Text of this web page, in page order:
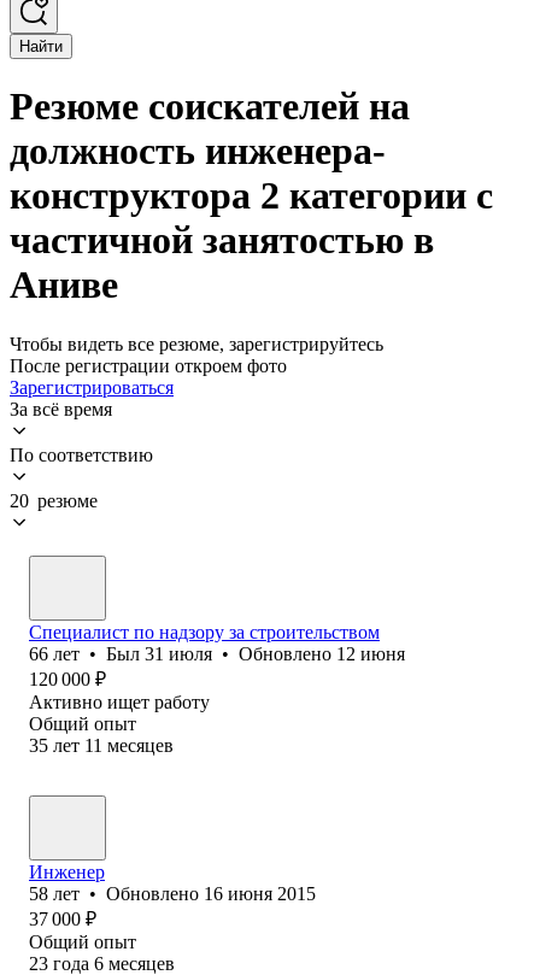
Найти
Резюме соискателей на
должность инженера-
конструктора 2 категории с
частичной занятостью в
Аниве
Чтобы видеть все резюме, зарегистрируйтесь
После регистрации откроем фото
Зарегистрироваться
За всё время
По соответствию
20 резюме
Специалист по надзору за строительством
66 лет • Был 31 июля • Обновлено 12 июня
120 000 ₽
Активно ищет работу
Общий опыт
35 лет 11 месяцев
Инженер
58 лет • Обновлено 16 июня 2015
37 000 ₽
Общий опыт
23 года 6 месяцев